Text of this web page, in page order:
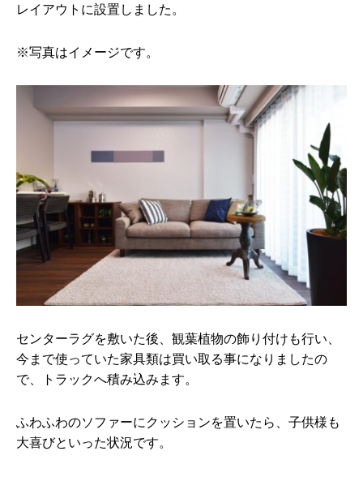
レイアウトに設置しました。
※写真はイメージです。
センターラグを敷いた後、観葉植物の飾り付けも行い、
今まで使っていた家具類は買い取る事になりましたの
で、トラックへ積み込みます。
ふわふわのソファーにクッションを置いたら、子供様も
大喜びといった状況です。